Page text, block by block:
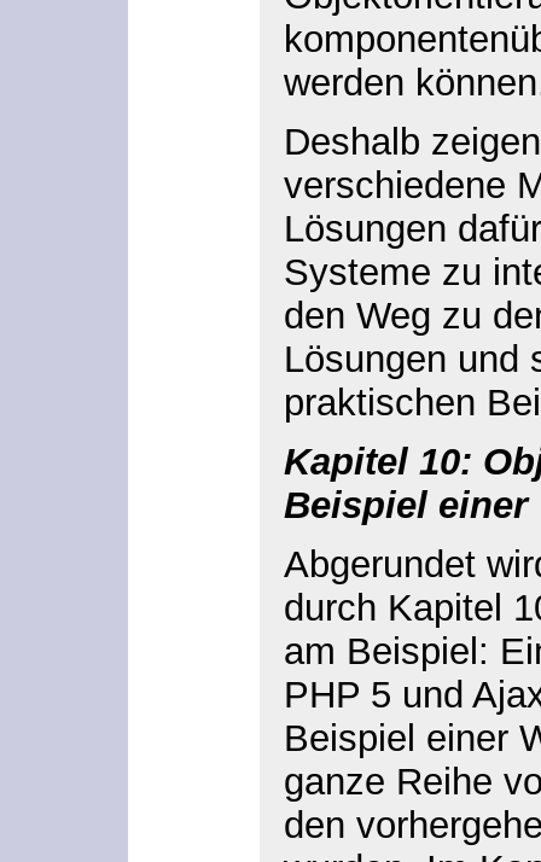
werden
Deshalb
verschiedene
Lösungen
Systeme zu
den Weg zu
Lösungen und
praktischen
Kapitel 10:
Beispiel einer
Abgerundet
durch Kapitel
am Beispiel:
PHP 5 und
Beispiel einer
ganze Reihe
den